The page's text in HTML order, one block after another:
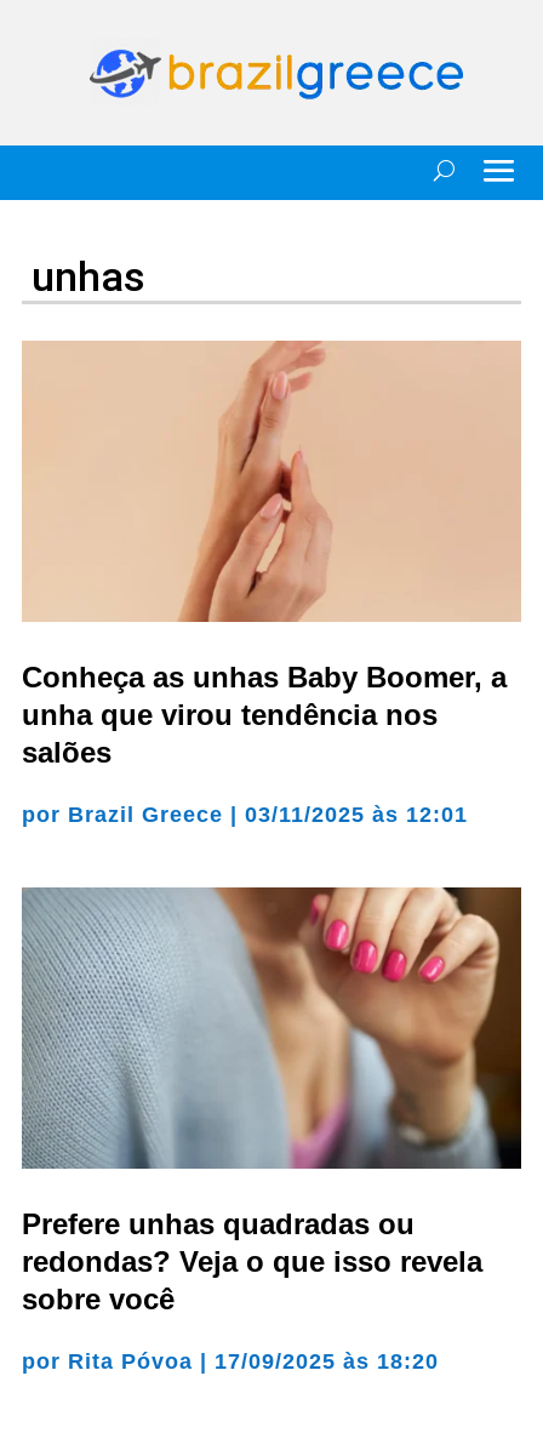
unhas
Conheça as unhas Baby Boomer, a
unha que virou tendência nos
salões
por Brazil Greece | 03/11/2025 às 12:01
Prefere unhas quadradas ou
redondas? Veja o que isso revela
sobre você
por Rita Póvoa | 17/09/2025 às 18:20